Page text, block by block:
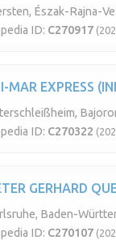
Észak-Rajna-
ID: C270917
MAR EXPRESS
ID: C270322
GERHARD
Baden-
ID: C270107